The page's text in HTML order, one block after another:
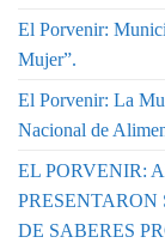
El Porvenir:
Mujer”.
El Porvenir: La
Nacional de
EL PORVENIR:
DE SABERES